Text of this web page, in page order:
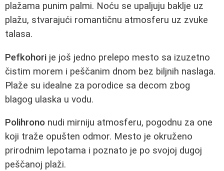
plažama punim palmi. Noću se upaljuju baklje uz
plažu, stvarajući romantičnu atmosferu uz zvuke
talasa.
Pefkohori je još jedno prelepo mesto sa izuzetno
čistim morem i peščanim dnom bez biljnih naslaga.
Plaže su idealne za porodice sa decom zbog
blagog ulaska u vodu.
Polihrono nudi mirniju atmosferu, pogodnu za one
koji traže opušten odmor. Mesto je okruženo
prirodnim lepotama i poznato je po svojoj dugoj
peščanoj plaži.